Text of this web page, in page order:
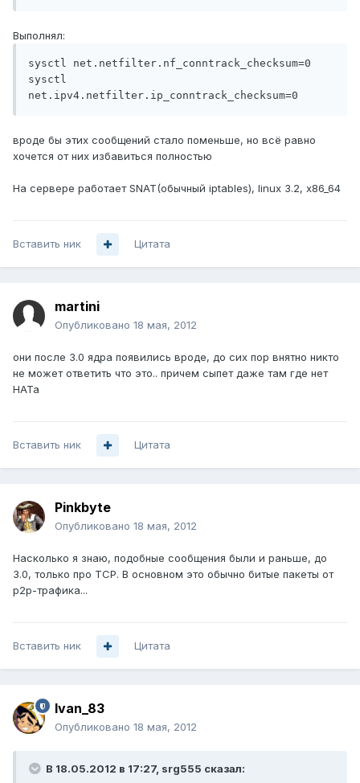
Выполнял:
sysctl net.netfilter.nf_conntrack_checksum=0
sysctl
net.ipv4.netfilter.ip_conntrack_checksum=0
вроде бы этих сообщений стало поменьше, но всё равно
хочется от них избавиться полностью
На сервере работает SNAT(обычный iptables), linux 3.2, x86_64
Вставить ник Цитата
martini
Опубликовано 18 мая, 2012
они после 3.0 ядра появились вроде, до сих пор внятно никто
не может ответить что это.. причем сыпет даже там где нет
НАТа
Вставить ник Цитата
Pinkbyte
Опубликовано 18 мая, 2012
Насколько я знаю, подобные сообщения были и раньше, до
3.0, только про TCP. В основном это обычно битые пакеты от
p2p-трафика...
Вставить ник Цитата
Ivan_83
Опубликовано 18 мая, 2012
В 18.05.2012 в 17:27, srg555 сказал: